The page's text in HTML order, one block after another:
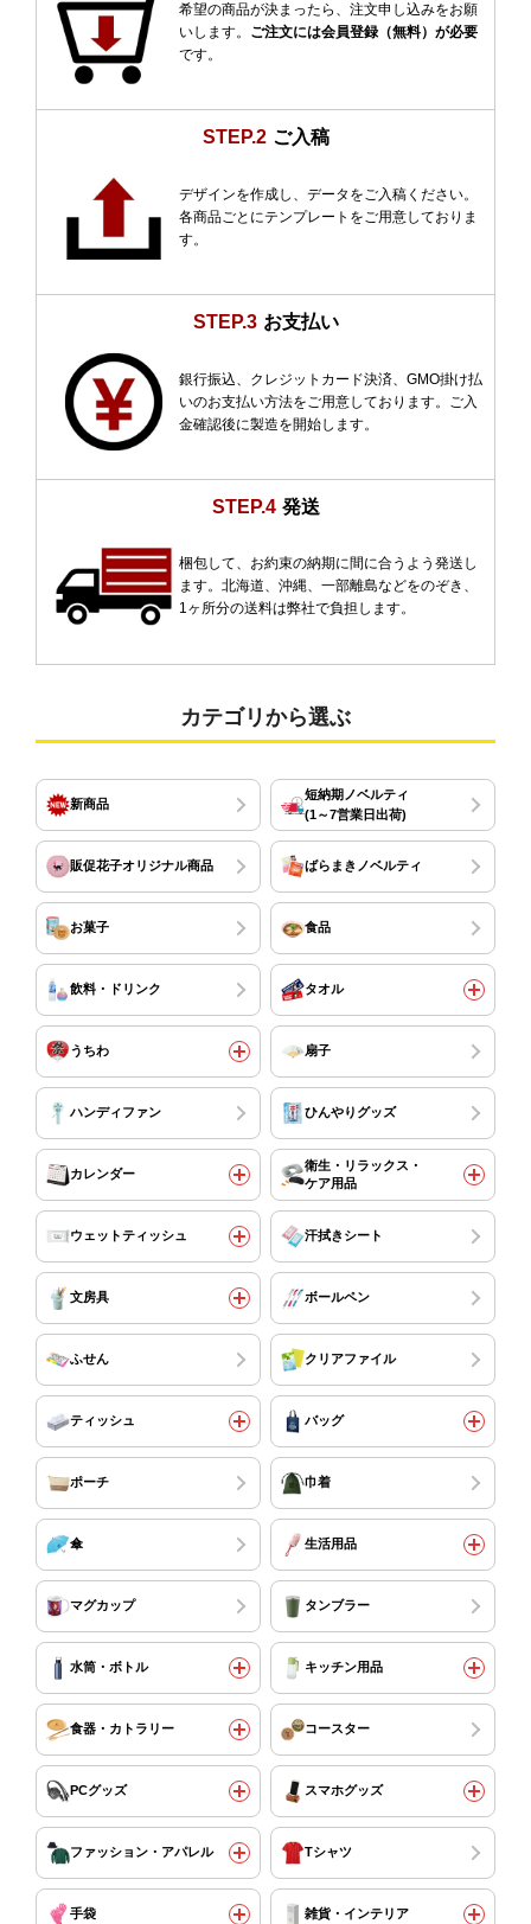
希望の商品が決まったら、注文申し込みをお願
いします。 ご注文には会員登録（無料）が必要
です。
STEP.2 ご入稿
デザインを作成し、データをご入稿ください。
各商品ごとにテンプレートをご用意しておりま
す。
STEP.3 お支払い
銀行振込、クレジットカード決済、GMO掛け払
いのお支払い方法をご用意しております。ご入
金確認後に製造を開始します。
STEP.4 発送
梱包して、お約束の納期に間に合うよう発送し
ます。北海道、沖縄、一部離島などをのぞき、
1ヶ所分の送料は弊社で負担します。
カテゴリから選ぶ
新商品
短納期ノベルティ
(1～7営業日出荷)
販促花子オリジナル商品 ばらまきノベルティ
お菓子 食品
飲料・ドリンク タオル
うちわ 扇子
ハンディファン ひんやりグッズ
カレンダー
衛生・リラックス・
ケア用品
ウェットティッシュ 汗拭きシート
文房具 ボールペン
ふせん クリアファイル
ティッシュ バッグ
ポーチ 巾着
傘 生活用品
マグカップ タンブラー
水筒・ボトル キッチン用品
食器・カトラリー コースター
PCグッズ スマホグッズ
ファッション・アパレル Tシャツ
手袋 雑貨・インテリア